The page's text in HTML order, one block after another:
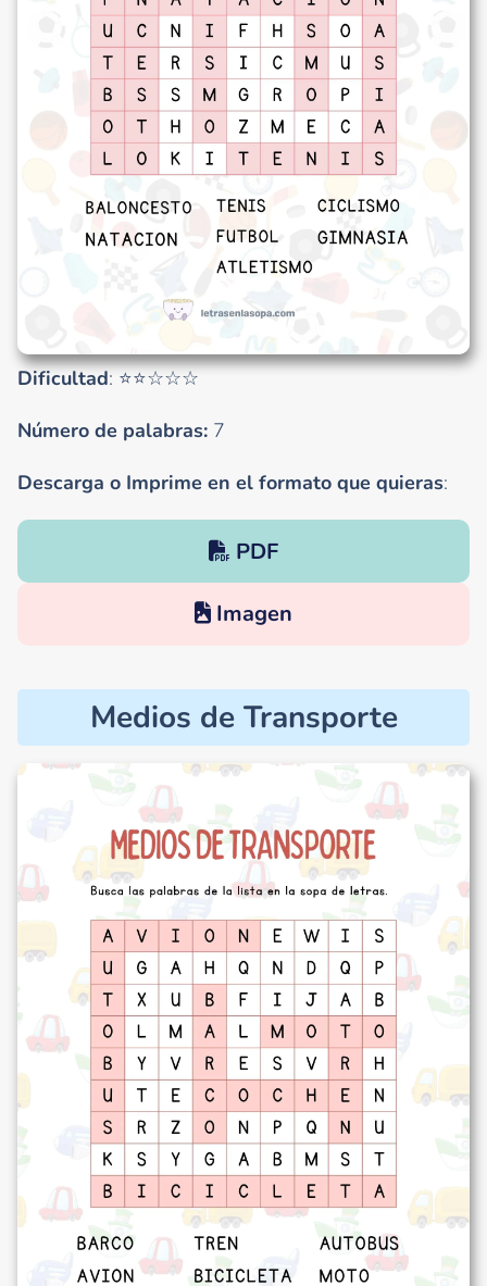
Dificultad: ⭐⭐☆☆☆
Número de palabras: 7
Descarga o Imprime en el formato que quieras:
PDF
Imagen
Medios de Transporte